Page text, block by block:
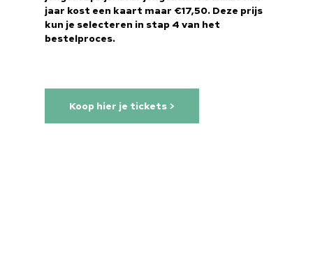
jaar kost een kaart maar €17,50. Deze prijs
kun je selecteren in stap 4 van het
bestelproces.
Koop hier je tickets >